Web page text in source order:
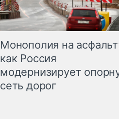
Монополия на
как Россия
модернизирует
сеть дорог